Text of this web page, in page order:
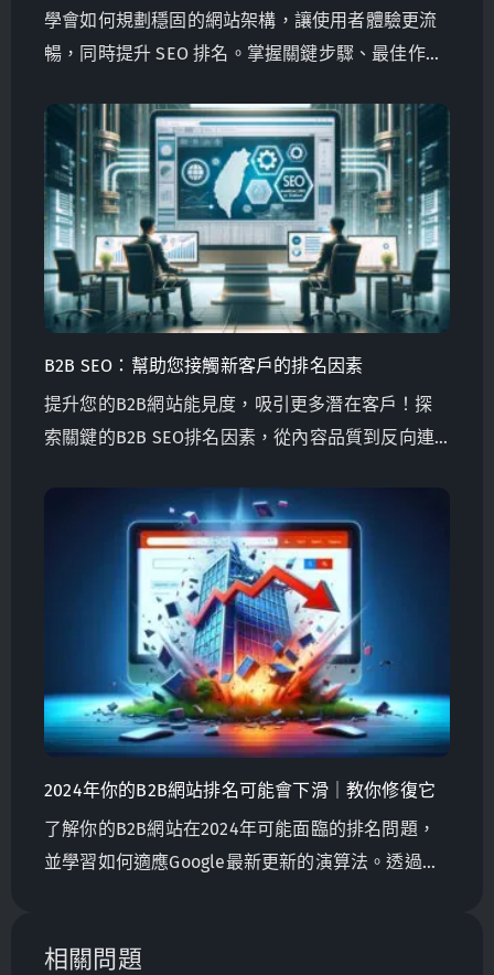
學會如何規劃穩固的網站架構，讓使用者體驗更流
暢，同時提升 SEO 排名。掌握關鍵步驟、最佳作
B2B SEO：幫助您接觸新客戶的排名因素
提升您的B2B網站能見度，吸引更多潛在客戶！探
索關鍵的B2B SEO排名因素，從內容品質到反向連
2024年你的B2B網站排名可能會下滑｜教你修復它
了解你的B2B網站在2024年可能面臨的排名問題，
並學習如何適應Google最新更新的演算法。透過專
你的數位行銷以超越競爭對手。
相關問題